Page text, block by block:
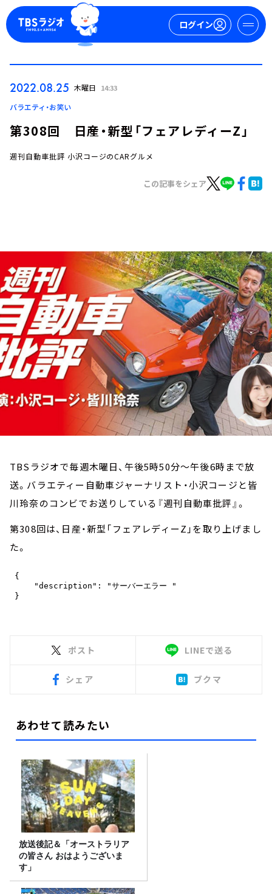
ログイン
ログイン
トピックス
TBS Podcast
お知らせ
イベント・グッズ
YouTube
会社情報
2022.08.25 木曜日 14:33
バラエティ・お笑い
第308回 日産・新型「フェアレディーZ」
週刊自動車批評 小沢コージのCARグルメ
この記事をシェア
TBSラジオで毎週木曜日、午後5時50分～午後6時まで放
送。バラエティー自動車ジャーナリスト・小沢コージと皆
川玲奈のコンビでお送りしている『週刊自動車批評』。
第308回は、日産・新型「フェアレディーZ」を取り上げまし
た。
ポスト LINEで送る
シェア ブクマ
あわせて読みたい
放送後記＆「オーストラリア
の皆さん おはようございま
す」